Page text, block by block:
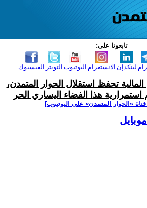
تابعونا على:
الفيسبوك التويتر اليوتيوب الانستغرام لينكدإن
تحفظ استقلال الحوار المتمدن،
هذا الفضاء اليساري الحر
‫«الحوار المتمدن» على اليوتيوب]